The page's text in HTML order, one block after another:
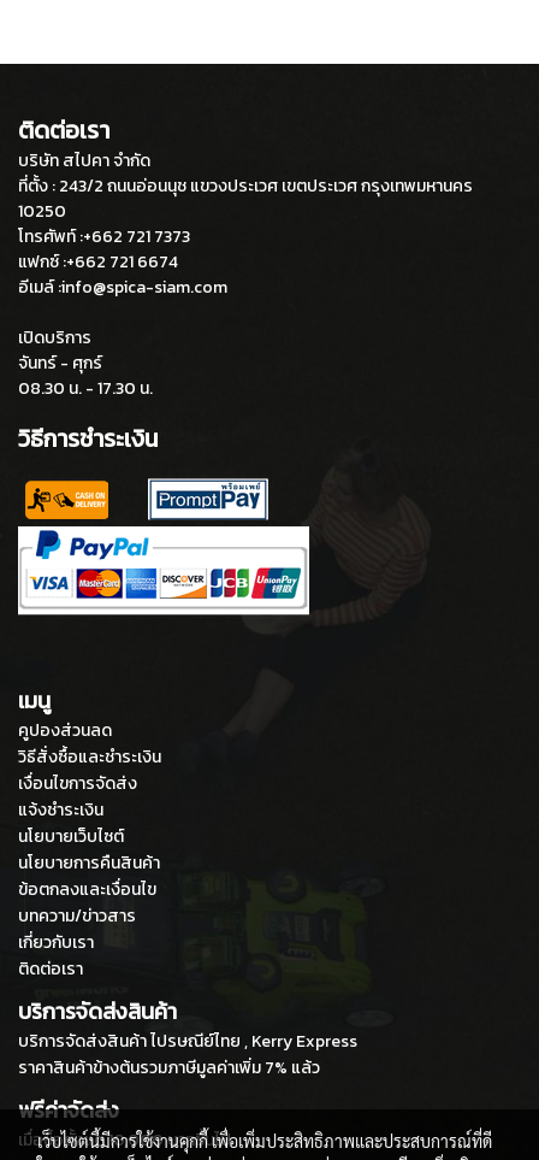
ติดต่อเรา
บริษัท สไปคา จำกัด
ที่ตั้ง : 243/2 ถนนอ่อนนุช แขวงประเวศ เขตประเวศ กรุงเทพมหานคร
10250
โทรศัพท์ :+662 721 7373
แฟกซ์ :+662 721 6674
อีเมล์ :info@spica-siam.com
เปิดบริการ
จันทร์ - ศุกร์
08.30 น. - 17.30 น.
วิธีการชำระเงิน
เมนู
คูปองส่วนลด
วิธีสั่งซื้อและชำระเงิน
เงื่อนไขการจัดส่ง
แจ้งชำระเงิน
นโยบายเว็บไซต์
นโยบายการคืนสินค้า
ข้อตกลงและเงื่อนไข
บทความ/ข่าวสาร
เกี่ยวกับเรา
ติดต่อเรา
บริการจัดส่งสินค้า
บริการจัดส่งสินค้า ไปรษณีย์ไทย , Kerry Express
ราคาสินค้าข้างต้นรวมภาษีมูลค่าเพิ่ม 7% แล้ว
ฟรีค่าจัดส่ง
เมื่อซื้อตั้งแต่ 10,000 บาทขึ้นไป
เว็บไซต์นี้มีการใช้งานคุกกี้ เพื่อเพิ่มประสิทธิภาพและประสบการณ์ที่ดี